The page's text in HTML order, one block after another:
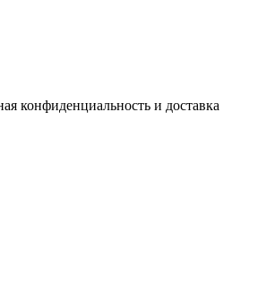
конфиденциальность и доставка